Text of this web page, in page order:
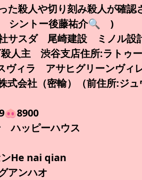
た殺人や切り刻み殺人が確
シントー後藤祐介🔍️ )
サスダ 尾崎建設 ミノル
殺人主 渋谷支店住所:ラト
ヴィラ アサヒグリーンヴ
会社（密輸）（前住所:ジュ
ハッピーハウス
He nai qian
ンハオ